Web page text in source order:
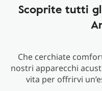
Scoprite tutti
Che cerchiate
nostri apparecchi
vita per offrirvi